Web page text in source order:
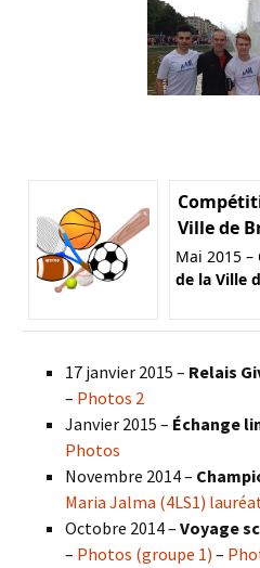
Ville de
Mai 2015 –
de la Ville
17 janvier 2015 – Relais
– Photos 2
Janvier 2015 – Échange
Photos
Novembre 2014 –
Maria Jalma (4LS1)
Octobre 2014 – Voyage
– Photos (groupe 1) –